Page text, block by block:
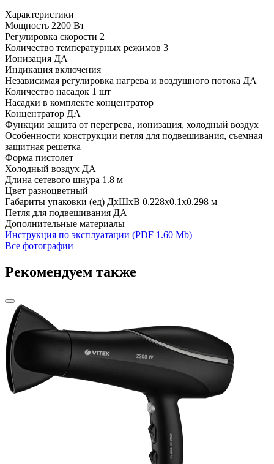
Характеристики
Мощность 2200 Вт
Регулировка скорости 2
Количество температурных режимов 3
Ионизация ДА
Индикация включения
Независимая регулировка нагрева и воздушного потока ДА
Количество насадок 1 шт
Насадки в комплекте концентратор
Концентратор ДА
Функции защита от перегрева, ионизация, холодный воздух
Особенности конструкции петля для подвешивания, съемная
защитная решетка
Форма пистолет
Холодный воздух ДА
Длина сетевого шнура 1.8 м
Цвет разноцветный
Габариты упаковки (ед) ДхШхВ 0.228x0.1x0.298 м
Петля для подвешивания ДА
Дополнительные материалы
Инструкция по эксплуатации (PDF 1.60 Mb)
Все фотографии
Рекомендуем также